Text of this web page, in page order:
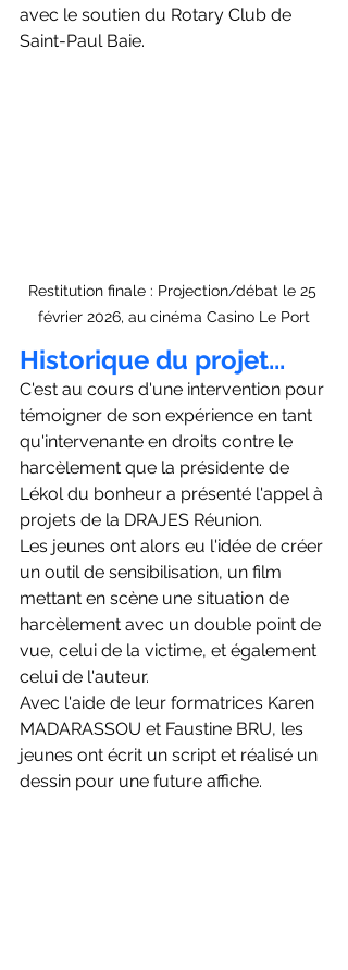
avec le soutien du Rotary Club de
Saint-Paul Baie.
Restitution finale : Projection/débat le 25
février 2026, au cinéma Casino Le Port
Historique du projet...
C'est au cours d'une intervention pour
témoigner de son expérience en tant
qu'intervenante en droits contre le
harcèlement que la présidente de
Lékol du bonheur a présenté l'appel à
projets de la DRAJES Réunion.
Les jeunes ont alors eu l'idée de créer
un outil de sensibilisation, un film
mettant en scène une situation de
harcèlement avec un double point de
vue, celui de la victime, et également
celui de l'auteur.
Avec l'aide de leur formatrices Karen
MADARASSOU et Faustine BRU, les
jeunes ont écrit un script et réalisé un
dessin pour une future affiche.